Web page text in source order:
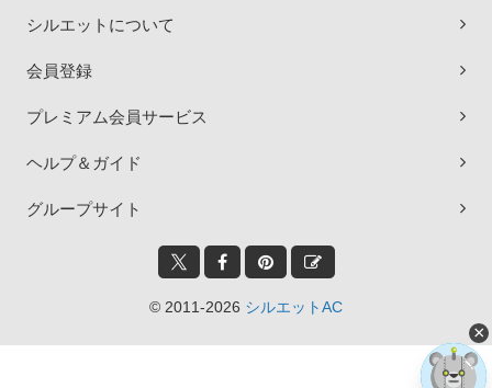
シルエットについて
会員登録
プレミアム会員サービス
ヘルプ＆ガイド
グループサイト
© 2011-2026 シルエットAC
×